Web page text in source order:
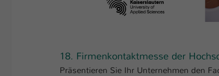
18. Firmenkontaktmesse der
Präsentieren Sie Ihr Unternehmen den